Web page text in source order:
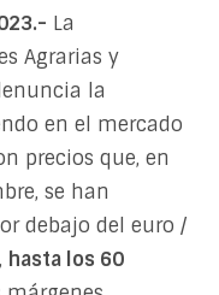
La
Agrarias y
la
en el mercado
precios que, en
se han
debajo del euro /
hasta los 60